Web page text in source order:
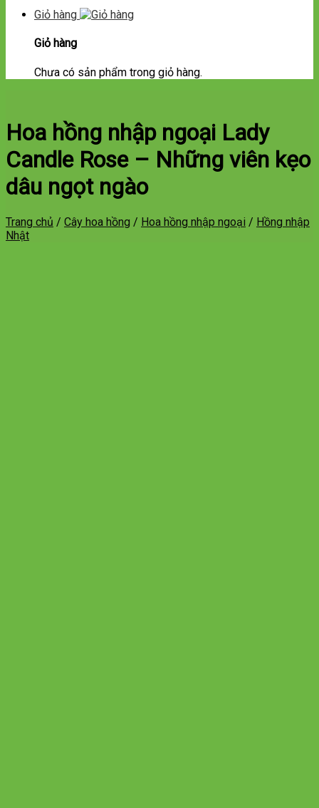
Giỏ hàng
Giỏ hàng
Chưa có sản phẩm trong giỏ hàng.
Hoa hồng nhập ngoại Lady
Candle Rose – Những viên kẹo
dâu ngọt ngào
Trang chủ / Cây hoa hồng / Hoa hồng nhập ngoại / Hồng nhập
Nhật